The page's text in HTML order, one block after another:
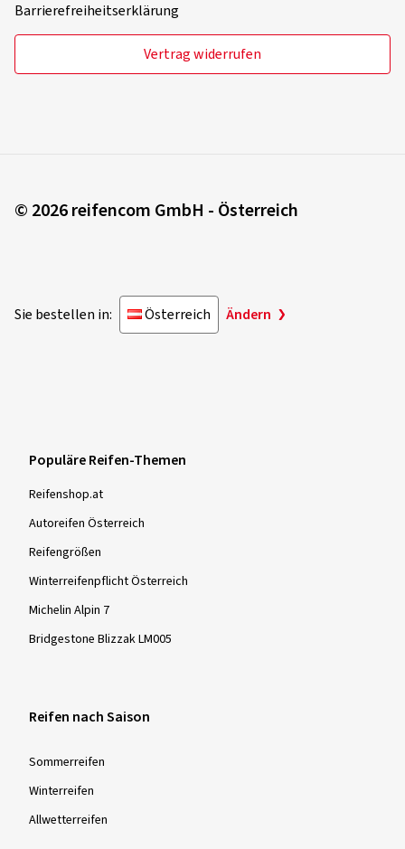
Barrierefreiheitserklärung
Vertrag widerrufen
© 2026 reifencom GmbH - Österreich
Sie bestellen in: Österreich Ändern
Populäre Reifen-Themen
Reifenshop.at
Autoreifen Österreich
Reifengrößen
Winterreifenpflicht Österreich
Michelin Alpin 7
Bridgestone Blizzak LM005
Reifen nach Saison
Sommer­reifen
Winter­reifen
Allwetter­reifen